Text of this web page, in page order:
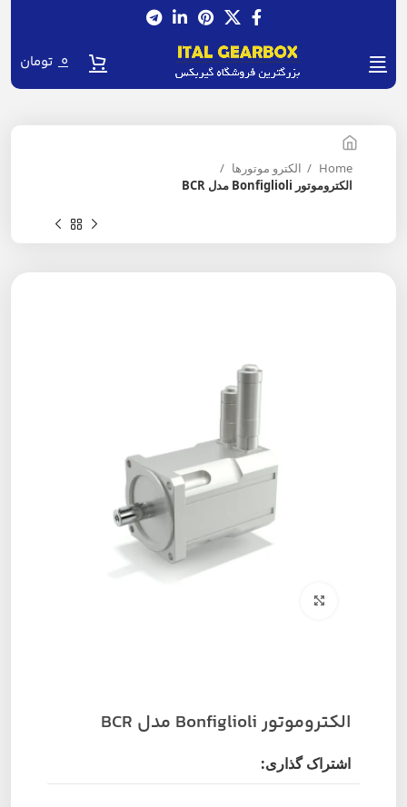
0 تومان
Home
الکترو موتورها
الکتروموتور Bonfiglioli مدل BCR
الکتروموتور Bonfiglioli مدل BCR
اشتراک گذاری: